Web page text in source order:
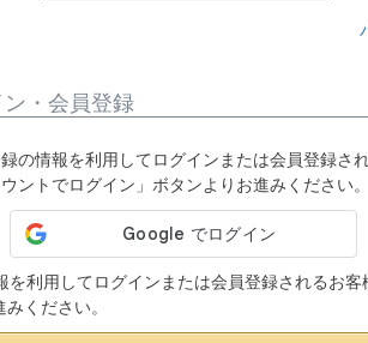
・会員登録
の情報を利用してログインまたは会員登録され
ウントでログイン」ボタンよりお進みください。
利用してログインまたは会員登録されるお客
ください。